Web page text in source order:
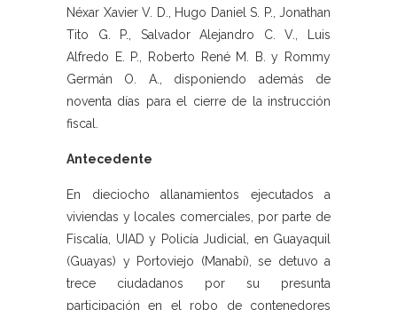
Néxar Xavier V. D., Hugo Daniel S. P., Jonathan
Tito G. P., Salvador Alejandro C. V., Luis
Alfredo E. P., Roberto René M. B. y Rommy
Germán O. A., disponiendo además de
noventa días para el cierre de la instrucción
fiscal.
Antecedente
En dieciocho allanamientos ejecutados a
viviendas y locales comerciales, por parte de
Fiscalía, UIAD y Policía Judicial, en Guayaquil
(Guayas) y Portoviejo (Manabí), se detuvo a
trece ciudadanos por su presunta
participación en el robo de contenedores